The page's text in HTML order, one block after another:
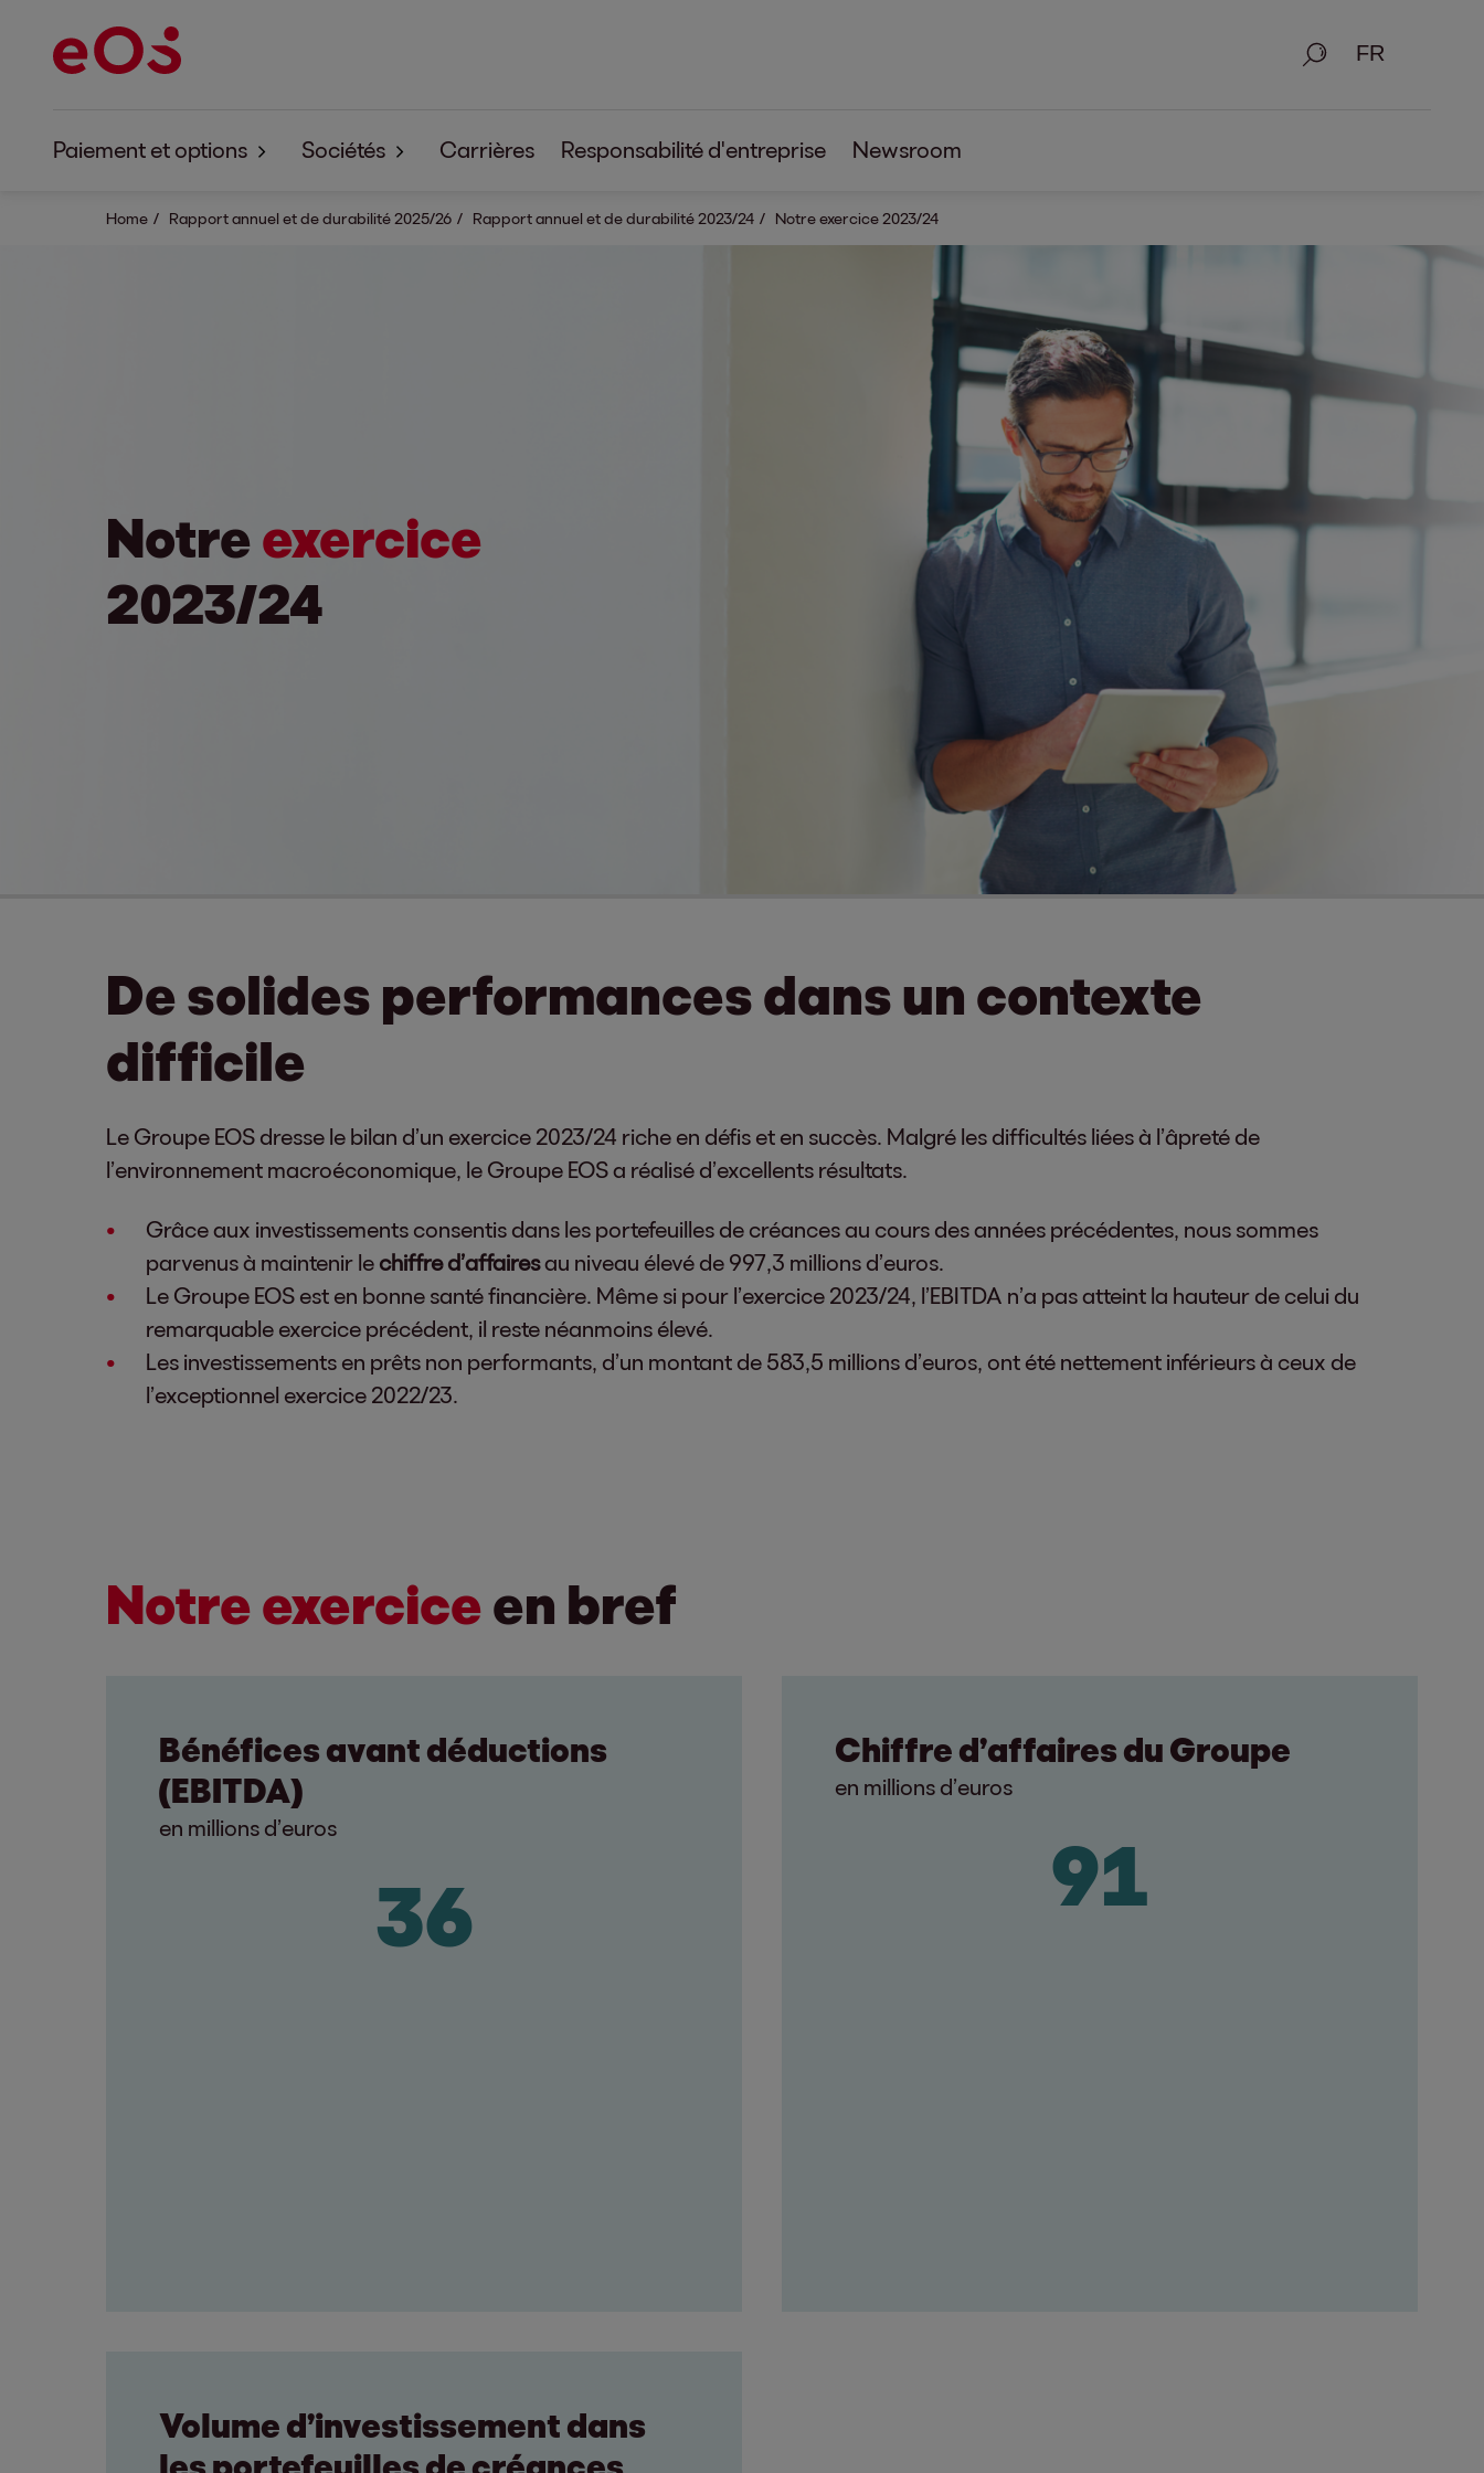
Recherche
Paiement et options
Paiement et options EOS Aremas
Sociétés
À propos d'EOS Aremas
Carrières Responsabilité d'entreprise Newsroom
Home Rapport annuel et de durabilité 2025/26 Rapport annuel et de durabilité 2023/24 Notre exercice 2023/24
Notreexercice
2023/24
De solides performances dans un contexte
difficile
Le Groupe EOS dresse le bilan d’un exercice 2023/24 riche en défis et en succès. Malgré les difficultés liées à l’âpreté de
l’environnement macroéconomique, le Groupe EOS a réalisé d’excellents résultats.
Grâce aux investissements consentis dans les portefeuilles de créances au cours des années précédentes, nous sommes
parvenus à maintenir le chiffre d’affairesau niveau élevé de 997,3 millions d’euros.
Le Groupe EOS est en bonne santé financière. Même si pour l’exercice 2023/24, l’EBITDA n’a pas atteint la hauteur de celui du
remarquable exercice précédent, il reste néanmoins élevé.
Les investissements en prêts non performants, d’un montant de 583,5 millions d’euros, ont été nettement inférieurs à ceux de
l’exceptionnel exercice 2022/23.
Notre exerciceen bref
Bénéfices avant déductions
(EBITDA)
en millions d’euros
343
Chiffre d’affaires du Groupe
en millions d’euros
837
Volume d’investissement dans